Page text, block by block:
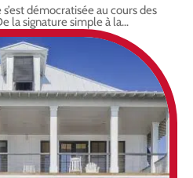
démocratisée au cours des
la signature simple à la…